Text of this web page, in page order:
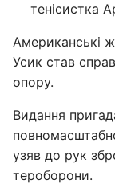
тенісистка
Американські
Усик став
опору.
Видання
узяв до рук
тероборони.